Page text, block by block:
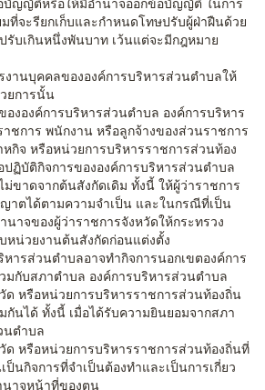
ที่จะรียกเก็บและกำหนดโทษปรับผู้ฝ่าฝืนด้วย
รับเกินหนึ่งพันบาท เว้นแต่จะมีกฎหมาย
งานบุคคลขององค์การบริหารส่วนตำบลให้
ยการนั้น
ององค์การบริหารส่วนตำบล องค์การบริหาร
ชการ พนักงาน หรือลูกจ้างของส่วนราชการ
กิจ หรือหน่วยการบริหารราชการส่วนท้อง
ฏิบัติกิจการขององค์การบริหารส่วนตำบล
ม่ขาดจากต้นสังกัดเดิม ทั้งนี้ ให้ผู้ว่าราชการ
าตได้ตามความจำเป็น และในกรณีที่เป็น
าจของผู้ว่าราชการจังหวัดให้กระทรวง
หน่วยงานต้นสังกัดก่อนแต่งตั้ง
ารส่วนตำบลอาจทำกิจการนอกเขตองค์การ
มกับสภาตำบล องค์การบริหารส่วนตำบล
ด หรือหน่วยการบริหารราชการส่วนท้องถิ่น
กันได้ ทั้งนี้ เมื่อได้รับความยินยอมจากสภา
นตำบล
ด หรือหน่วยการบริหารราชการส่วนท้องถิ่นที่
ป็นกิจการที่จำเป็นต้องทำและเป็นการเกี่ยว
นาจหน้าที่ของตน